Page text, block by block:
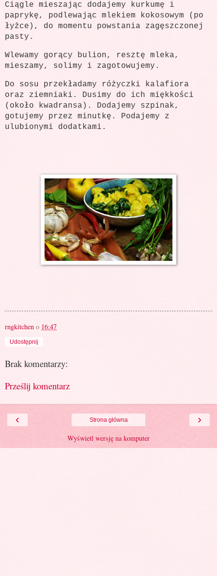
Ciągle mieszając dodajemy kurkumę i
paprykę, podlewając mlekiem kokosowym (po
łyżce), do momentu powstania zagęszczonej
pasty.
Wlewamy gorący bulion, resztę mleka,
mieszamy, solimy i zagotowujemy.
Do sosu przekładamy różyczki kalafiora
oraz ziemniaki. Dusimy do ich miękkości
(około kwadransa). Dodajemy szpinak,
gotujemy przez minutkę. Podajemy z
ulubionymi dodatkami.
rngkitchen o 16:47
Udostępnij
Brak komentarzy:
Prześlij komentarz
‹ ›
Strona główna
Wyświetl wersję na komputer